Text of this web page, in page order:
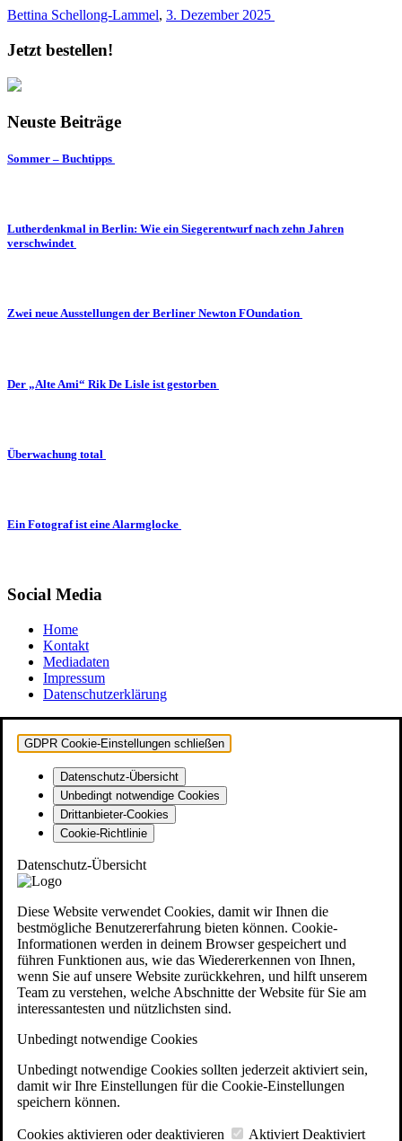
Bettina Schellong-Lammel, 3. Dezember 2025
Jetzt bestellen!
Neuste Beiträge
Sommer – Buchtipps
Lutherdenkmal in Berlin: Wie ein Siegerentwurf nach zehn Jahren
verschwindet
Zwei neue Ausstellungen der Berliner Newton FOundation
Der „Alte Ami“ Rik De Lisle ist gestorben
Überwachung total
Ein Fotograf ist eine Alarmglocke
Social Media
Home
Kontakt
Mediadaten
Impressum
Datenschutzerklärung
GDPR Cookie-Einstellungen schließen
Datenschutz-Übersicht
Unbedingt notwendige Cookies
Drittanbieter-Cookies
Cookie-Richtlinie
Datenschutz-Übersicht
Diese Website verwendet Cookies, damit wir Ihnen die
bestmögliche Benutzererfahrung bieten können. Cookie-
Informationen werden in deinem Browser gespeichert und
führen Funktionen aus, wie das Wiedererkennen von Ihnen,
wenn Sie auf unsere Website zurückkehren, und hilft unserem
Team zu verstehen, welche Abschnitte der Website für Sie am
interessantesten und nützlichsten sind.
Unbedingt notwendige Cookies
Unbedingt notwendige Cookies sollten jederzeit aktiviert sein,
damit wir Ihre Einstellungen für die Cookie-Einstellungen
speichern können.
Cookies aktivieren oder deaktivieren Aktiviert Deaktiviert